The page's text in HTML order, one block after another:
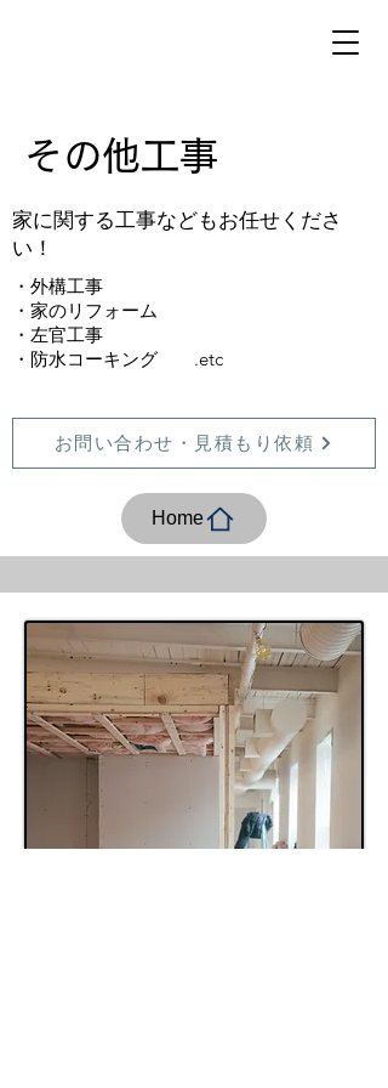
​その他工事
​家に関する工事などもお任せくださ
い！
・外構工事
・家のリフォーム
・左官工事
・防水コーキング .etc
お問い合わせ・見積もり依頼
Home